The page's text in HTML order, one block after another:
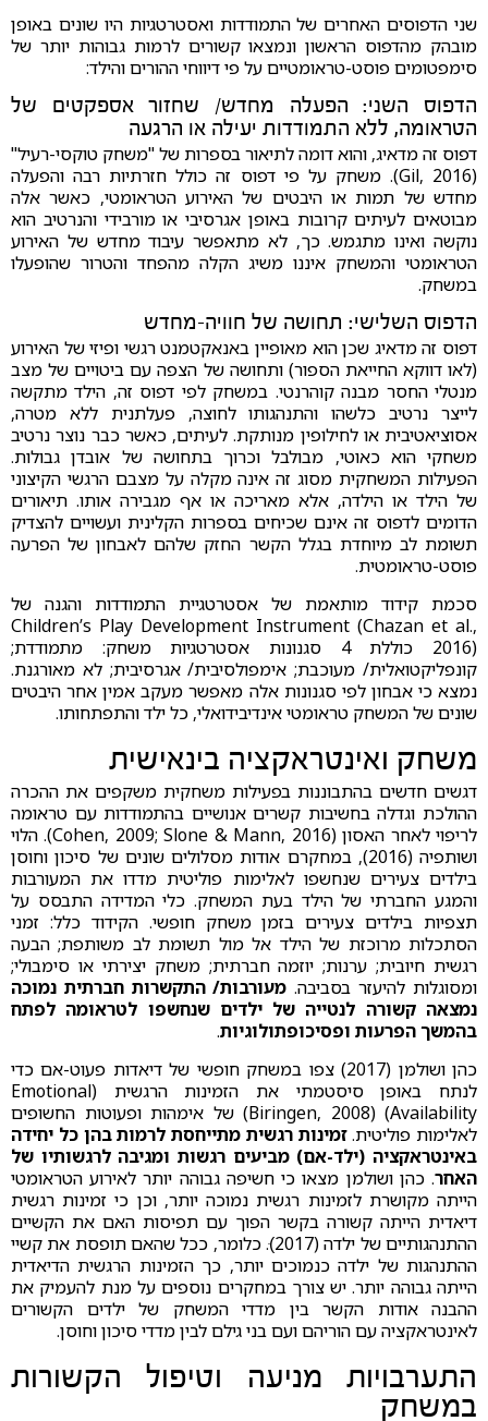
שני הדפוסים האחרים של התמודדות ואסטרטגיות היו שונים באופן
מובהק מהדפוס הראשון ונמצאו קשורים לרמות גבוהות יותר של
סימפטומים פוסט-טראומטיים על פי דיווחי ההורים והילד:
הדפוס השני: הפעלה מחדש/ שחזור אספקטים של
הטראומה, ללא התמודדות יעילה או הרגעה
דפוס זה מדאיג, והוא דומה לתיאור בספרות של "משחק טוקסי-רעיל"
(Gil, 2016). משחק על פי דפוס זה כולל חזרתיות רבה והפעלה
מחדש של תמות או היבטים של האירוע הטראומטי, כאשר אלה
מבוטאים לעיתים קרובות באופן אגרסיבי או מורבידי והנרטיב הוא
נוקשה ואינו מתגמש. כך, לא מתאפשר עיבוד מחדש של האירוע
הטראומטי והמשחק איננו משיג הקלה מהפחד והטרור שהופעלו
במשחק.
הדפוס השלישי: תחושה של חוויה-מחדש
דפוס זה מדאיג שכן הוא מאופיין באנאקטמנט רגשי ופיזי של האירוע
(לאו דווקא החייאת הספור) ותחושה של הצפה עם ביטויים של מצב
מנטלי החסר מבנה קוהרנטי. במשחק לפי דפוס זה, הילד מתקשה
לייצר נרטיב כלשהו והתנהגותו לחוצה, פעלתנית ללא מטרה,
אסוציאטיבית או לחילופין מנותקת. לעיתים, כאשר כבר נוצר נרטיב
משחקי הוא כאוטי, מבולבל וכרוך בתחושה של אובדן גבולות.
הפעילות המשחקית מסוג זה אינה מקלה על מצבם הרגשי הקיצוני
של הילד או הילדה, אלא מאריכה או אף מגבירה אותו. תיאורים
הדומים לדפוס זה אינם שכיחים בספרות הקלינית ועשויים להצדיק
תשומת לב מיוחדת בגלל הקשר החזק שלהם לאבחון של הפרעה
פוסט-טראומטית.
סכמת קידוד מותאמת של אסטרטגיית התמודדות והגנה של
Children’s Play Development Instrument (Chazan et al.,
2016) כוללת 4 סגנונות אסטרטגיות משחק: מתמודדת;
קונפליקטואלית/ מעוכבת; אימפולסיבית/ אגרסיבית; לא מאורגנת.
נמצא כי אבחון לפי סגנונות אלה מאפשר מעקב אמין אחר היבטים
שונים של המשחק טראומטי אינדיבידואלי, כל ילד והתפתחותו.
משחק ואינטראקציה בינאישית
דגשים חדשים בהתבוננות בפעילות משחקית משקפים את ההכרה
ההולכת וגדלה בחשיבות קשרים אנושיים בהתמודדות עם טראומה
לריפוי לאחר האסון (Cohen, 2009; Slone & Mann, 2016). הלוי
ושותפיה (2016), במחקרם אודות מסלולים שונים של סיכון וחוסן
בילדים צעירים שנחשפו לאלימות פוליטית מדדו את המעורבות
והמגע החברתי של הילד בעת המשחק. כלי המדידה התבסס על
תצפיות בילדים צעירים בזמן משחק חופשי. הקידוד כלל: זמני
הסתכלות מרוכזת של הילד אל מול תשומת לב משותפת; הבעה
רגשית חיובית; ערנות; יוזמה חברתית; משחק יצירתי או סימבולי;
ומסוגלות להיעזר בסביבה. מעורבות/ התקשרות חברתית נמוכה
נמצאה קשורה לנטייה של ילדים שנחשפו לטראומה לפתח
בהמשך הפרעות ופסיכופתולוגיות.
כהן ושולמן (2017) צפו במשחק חופשי של דיאדות פעוט-אם כדי
לנתח באופן סיסטמתי את הזמינות הרגשית (Emotional
Availability) (Biringen, 2008) של אימהות ופעוטות החשופים
לאלימות פוליטית.זמינות רגשית מתייחסת לרמות בהן כל יחידה
באינטראקציה (ילד-אם) מביעים רגשות ומגיבה לרגשותיו של
האחר. כהן ושולמן מצאו כי חשיפה גבוהה יותר לאירוע הטראומטי
הייתה מקושרת לזמינות רגשית נמוכה יותר, וכן כי זמינות רגשית
דיאדית הייתה קשורה בקשר הפוך עם תפיסות האם את הקשיים
ההתנהגותיים של ילדה (2017)ּ. כלומר, ככל שהאם תופסת את קשיי
ההתנהגות של ילדה כנמוכים יותר, כך הזמינות הרגשית הדיאדית
הייתה גבוהה יותר. יש צורך במחקרים נוספים על מנת להעמיק את
ההבנה אודות הקשר בין מדדי המשחק של ילדים הקשורים
לאינטראקציה עם הוריהם ועם בני גילם לבין מדדי סיכון וחוסן.
התערבויות מניעה וטיפול הקשורות
במשחק